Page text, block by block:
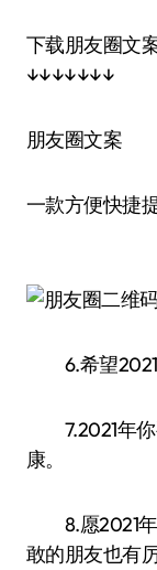
下载朋友圈文
↓↓↓↓↓↓↓
朋友圈文案
一款方便快捷
6.希望2021
7.2021年你
康。
8.愿2021年
敢的朋友也有